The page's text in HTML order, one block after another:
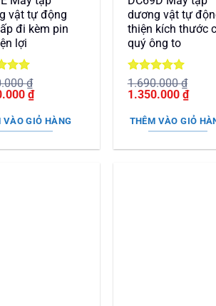
vật tự động
đi kèm pin
lợi
55
₫
₫.
₫Giá
tại
là:
VÀO GIỎ HÀNG
dương vật tự
thiện kích thước
quý ông to
Được xếp
hạng55
1.690.000₫
Giá
là:
1.690.000 ₫.
1.350.000 ₫Giá
tại
là:
THÊM VÀO GIỎ